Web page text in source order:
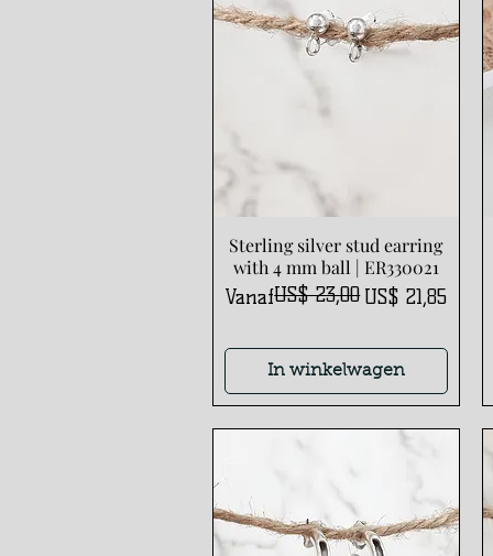
Snel overzicht
Sterling silver stud earring
with 4 mm ball | ER330021
Vanaf
Normale prijs
US$ 23,00 US$ 21,85
Verkoopprijs
In winkelwagen